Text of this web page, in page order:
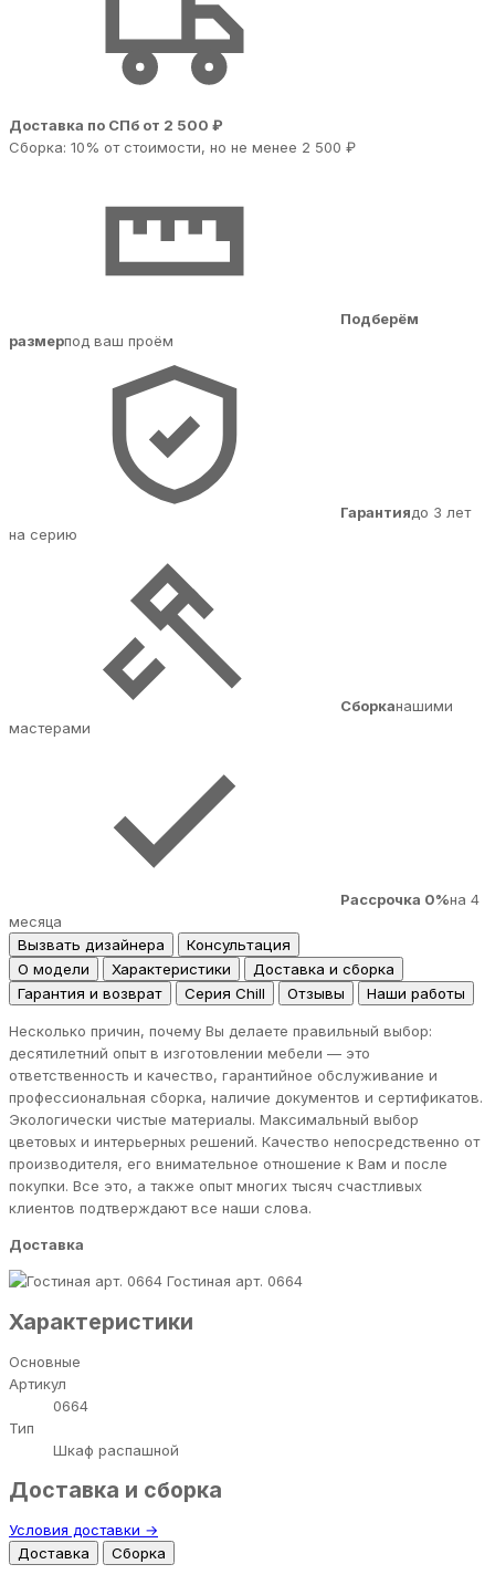
Доставка по СПб от 2 500 ₽
Сборка: 10% от стоимости, но не менее 2 500 ₽
Подберём
размерпод ваш проём
Гарантиядо 3 лет
на серию
Сборканашими
мастерами
Рассрочка 0%на 4
месяца
Вызвать дизайнера
Консультация
О модели
Характеристики
Доставка и сборка
Гарантия и возврат
Серия Chill Отзывы Наши работы
Несколько причин, почему Вы делаете правильный выбор:
десятилетний опыт в изготовлении мебели — это
ответственность и качество, гарантийное обслуживание и
профессиональная сборка, наличие документов и сертификатов.
Экологически чистые материалы. Максимальный выбор
цветовых и интерьерных решений. Качество непосредственно от
производителя, его внимательное отношение к Вам и после
покупки. Все это, а также опыт многих тысяч счастливых
клиентов подтверждают все наши слова.
Доставка
Гостиная арт. 0664
Характеристики
Основные
Артикул
0664
Тип
Шкаф распашной
Доставка и сборка
Условия доставки →
Доставка
Сборка